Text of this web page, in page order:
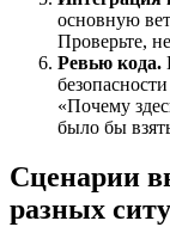
основную
Проверьте,
Ревью кода.
«Почему
было бы
Сценарии
разных